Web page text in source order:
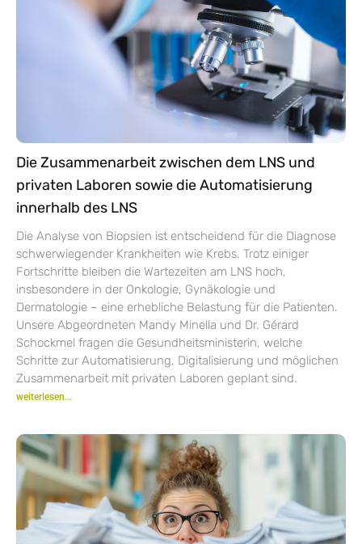
Die Zusammenarbeit zwischen dem LNS und
privaten Laboren sowie die Automatisierung
innerhalb des LNS
Die Analyse von Biopsien ist entscheidend für die Diagnose
schwerwiegender Krankheiten wie Krebs. Trotz einiger
Fortschritte bleiben die Wartezeiten am LNS hoch,
insbesondere in der Onkologie, Gynäkologie und
Dermatologie – eine erhebliche Belastung für die Patienten.
Unsere Abgeordneten Mandy Minella und Dr. Gérard
Schockmel fragen die Gesundheitsministerin, welche
Schritte zur Automatisierung, Digitalisierung und möglichen
Zusammenarbeit mit privaten Laboren geplant sind.
weiterlesen...